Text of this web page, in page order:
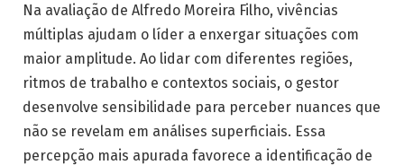
Na avaliação de Alfredo Moreira Filho, vivências
múltiplas ajudam o líder a enxergar situações com
maior amplitude. Ao lidar com diferentes regiões,
ritmos de trabalho e contextos sociais, o gestor
desenvolve sensibilidade para perceber nuances que
não se revelam em análises superficiais. Essa
percepção mais apurada favorece a identificação de